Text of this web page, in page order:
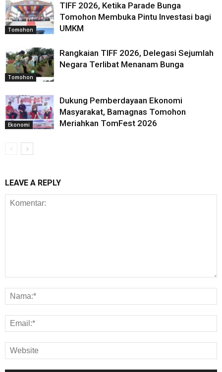
Tomohon
TIFF 2026, Ketika Parade Bunga
Tomohon Membuka Pintu Investasi bagi
UMKM
Tomohon
Rangkaian TIFF 2026, Delegasi Sejumlah
Negara Terlibat Menanam Bunga
Ekonomi
Dukung Pemberdayaan Ekonomi
Masyarakat, Bamagnas Tomohon
Meriahkan TomFest 2026
LEAVE A REPLY